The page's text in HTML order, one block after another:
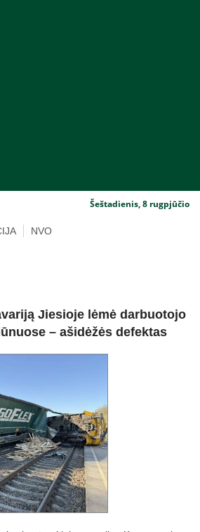
Šeštadienis, 8 rugpjūčio
NVO
Jiesioje lėmė darbuotojo
– ašidėžės defektas